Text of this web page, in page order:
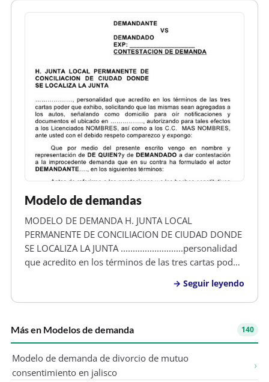
Modelo de demandas
MODELO DE DEMANDA H. JUNTA LOCAL
PERMANENTE DE CONCILIACION DE CIUDAD DONDE
SE LOCALIZA LA JUNTA ..........................personalidad
que acredito en los términos de las tres cartas poder
agregadas a los autos, señalando como domicilio
para oír notiﬁcaciones y documentos e…
Seguir leyendo
Más en Modelos de demanda 140
Modelo de demanda de divorcio de mutuo
consentimiento en jalisco